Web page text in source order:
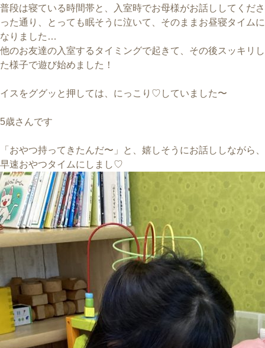
普段は寝ている時間帯と、入室時でお母様がお話ししてくださ
った通り、とっても眠そうに泣いて、そのままお昼寝タイムに
なりました…
他のお友達の入室するタイミングで起きて、その後スッキリし
た様子で遊び始めました！
イスをググッと押しては、にっこり♡していました〜
5歳さんです
「おやつ持ってきたんだ〜」と、嬉しそうにお話ししながら、
早速おやつタイムにしまし♡